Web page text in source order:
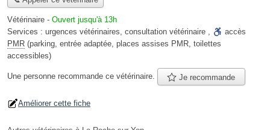
Vétérinaire - Ouvert jusqu'à 13h
Services : urgences vétérinaires, consultation vétérinaire ,
accès
PMR (parking, entrée adaptée, places assises PMR, toilettes
accessibles)
Une personne recommande ce vétérinaire. Je recommande
Améliorer cette fiche